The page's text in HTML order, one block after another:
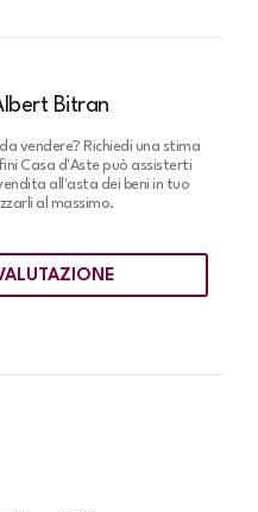
Bitran
vendere? Richiedi una stima
Casa d'Aste può assisterti
all'asta dei beni in tuo
al massimo.